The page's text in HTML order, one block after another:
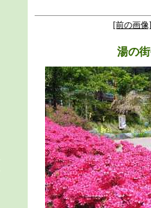
[前の画像]
湯の